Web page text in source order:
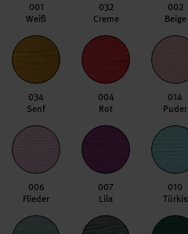
001
Weiß
032
Creme
002
Beige
034
Senf
004
Rot
014
Puder
006
Flieder
007
Lila
010
Türkis